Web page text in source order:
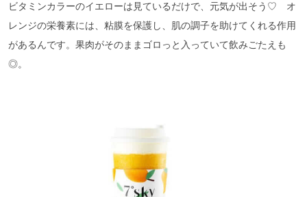
ビタミンカラーのイエローは見ているだけで、元気が出そう♡ オ
レンジの栄養素には、粘膜を保護し、肌の調子を助けてくれる作用
があるんです。果肉がそのままゴロっと入っていて飲みごたえも
◎。